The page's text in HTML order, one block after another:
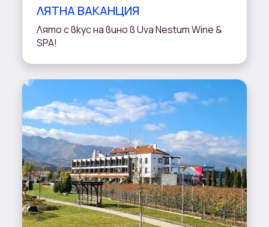
ЛЯТНА ВАКАНЦИЯ
Лято с вкус на вино в Uva Nestum Wine &
SPA!